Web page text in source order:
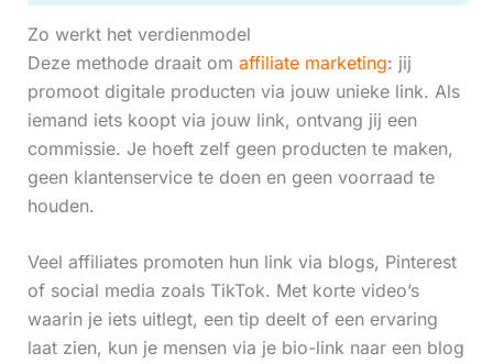
Zo werkt het verdienmodel
Deze methode draait om affiliate marketing: jij
promoot digitale producten via jouw unieke link. Als
iemand iets koopt via jouw link, ontvang jij een
commissie. Je hoeft zelf geen producten te maken,
geen klantenservice te doen en geen voorraad te
houden.
Veel affiliates promoten hun link via blogs, Pinterest
of social media zoals TikTok. Met korte video’s
waarin je iets uitlegt, een tip deelt of een ervaring
laat zien, kun je mensen via je bio-link naar een blog